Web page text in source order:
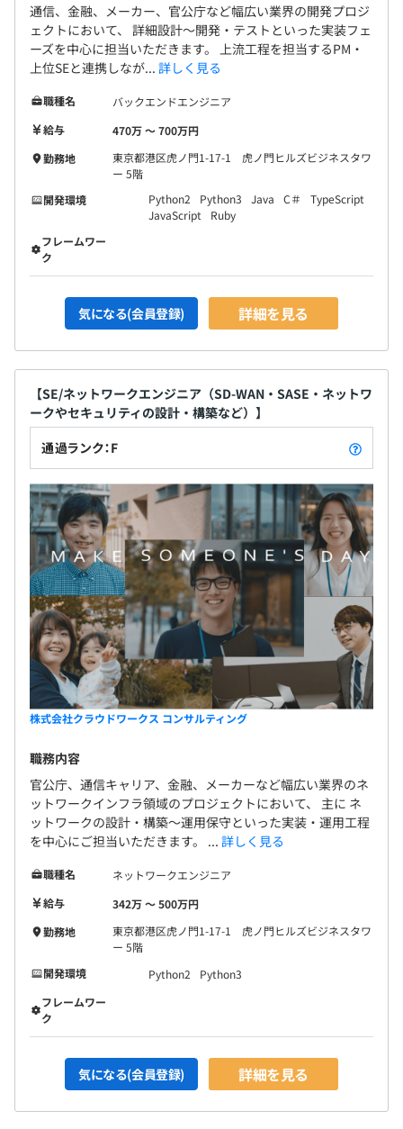
通信、金融、メーカー、官公庁など幅広い業界の開発プロジ
ェクトにおいて、 詳細設計〜開発・テストといった実装フェ
ーズを中心に担当いただきます。 上流工程を担当するPM・
上位SEと連携しなが... 詳しく見る
職種名
バックエンドエンジニア
給与
470万 〜 700万円
勤務地
東京都港区虎ノ門1-17-1 虎ノ門ヒルズビジネスタワ
ー 5階
開発環境
Python2 Python3 Java C＃
TypeScript
JavaScript
Ruby
フレームワー
ク
気になる(会員登録) 詳細を見る
【SE/ネットワークエンジニア（SD-WAN・SASE・ネットワ
ークやセキュリティの設計・構築など）】
通過ランク：F
株式会社クラウドワークス コンサルティング
職務内容
官公庁、通信キャリア、金融、メーカーなど幅広い業界のネ
ットワークインフラ領域のプロジェクトにおいて、 主に ネ
ットワークの設計・構築〜運用保守といった実装・運用工程
を中心にご担当いただきます。 ... 詳しく見る
職種名
ネットワークエンジニア
給与
342万 〜 500万円
勤務地
東京都港区虎ノ門1-17-1 虎ノ門ヒルズビジネスタワ
ー 5階
開発環境
Python2
Python3
フレームワー
ク
気になる(会員登録) 詳細を見る